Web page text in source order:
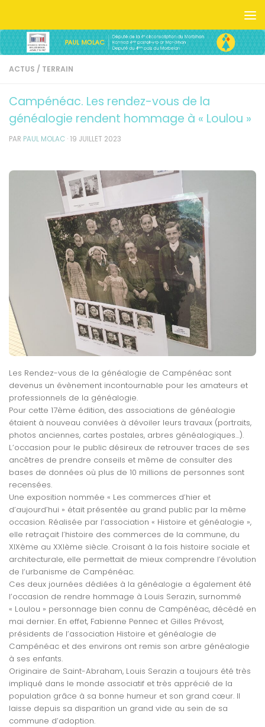
ACTUS / TERRAIN
Campénéac. Les rendez-vous de la
généalogie rendent hommage à « Loulou »
PAR PAUL MOLAC · 19 JUILLET 2023
Les Rendez-vous de la généalogie de Campénéac sont
devenus un évènement incontournable pour les amateurs et
professionnels de la généalogie.
Pour cette 17ème édition, des associations de généalogie
étaient à nouveau conviées à dévoiler leurs travaux (portraits,
photos anciennes, cartes postales, arbres généalogiques…).
L’occasion pour le public désireux de retrouver traces de ses
ancêtres de prendre conseils et même de consulter des
bases de données où plus de 10 millions de personnes sont
recensées.
Une exposition nommée « Les commerces d’hier et
d’aujourd’hui » était présentée au grand public par la même
occasion. Réalisée par l’association « Histoire et généalogie »,
elle retraçait l’histoire des commerces de la commune, du
XIXème au XXIème siècle. Croisant à la fois histoire sociale et
architecturale, elle permettait de mieux comprendre l’évolution
de l’urbanisme de Campénéac.
Ces deux journées dédiées à la généalogie a également été
l’occasion de rendre hommage à Louis Serazin, surnommé
« Loulou » personnage bien connu de Campénéac, décédé en
mai dernier. En effet, Fabienne Pennec et Gilles Prévost,
présidents de l’association Histoire et généalogie de
Campénéac et des environs ont remis son arbre généalogie
à ses enfants.
Originaire de Saint-Abraham, Louis Serazin a toujours été très
impliqué dans le monde associatif et très apprécié de la
population grâce à sa bonne humeur et son grand cœur. Il
laisse depuis sa disparition un grand vide au sein de sa
commune d’adoption.